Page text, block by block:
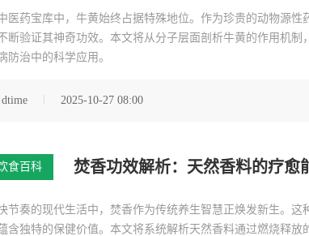
医药宝库中，牛黄始终占据特殊地位。作为珍贵的动物源
断验证其神奇功效。本文将从分子层面剖析牛黄的作用机
防治中的科学应用。
dtime 2025-10-27 08:00
食百科 焚香功效解析：天然香料的疗愈
节奏的现代生活中，焚香作为传统养生智慧正焕发新生。这
含独特的保健价值。本文将系统解析天然香料通过燃烧释